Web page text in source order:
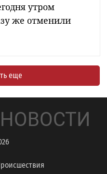
утром
же отменили
еще
НОВОСТИ